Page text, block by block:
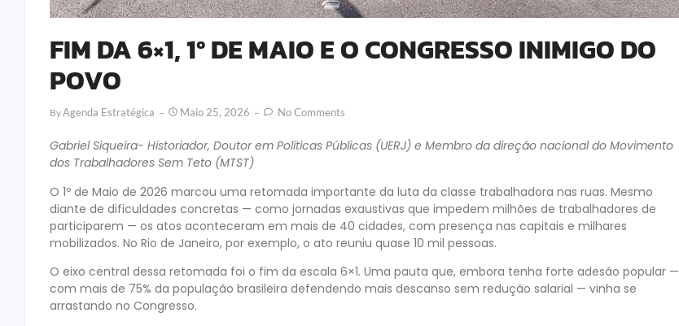
FIM DA 6×1, 1º DE MAIO E O CONGRESSO INIMIGO DO
POVO
ByAgenda Estratégica Maio 25, 2026 No Comments
Gabriel Siqueira- Historiador, Doutor em Políticas Públicas (UERJ) e Membro da direção nacional do Movimento
dos Trabalhadores Sem Teto (MTST)
O 1º de Maio de 2026 marcou uma retomada importante da luta da classe trabalhadora nas ruas. Mesmo
diante de dificuldades concretas — como jornadas exaustivas que impedem milhões de trabalhadores de
participarem — os atos aconteceram em mais de 40 cidades, com presença nas capitais e milhares
mobilizados. No Rio de Janeiro, por exemplo, o ato reuniu quase 10 mil pessoas.
O eixo central dessa retomada foi o fim da escala 6×1. Uma pauta que, embora tenha forte adesão popular —
com mais de 75% da população brasileira defendendo mais descanso sem redução salarial — vinha se
arrastando no Congresso.